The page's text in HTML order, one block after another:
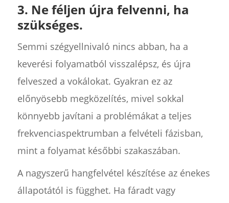
3. Ne féljen újra felvenni, ha
szükséges.
Semmi szégyellnivaló nincs abban, ha a
keverési folyamatból visszalépsz, és újra
felveszed a vokálokat. Gyakran ez az
előnyösebb megközelítés, mivel sokkal
könnyebb javítani a problémákat a teljes
frekvenciaspektrumban a felvételi fázisban,
mint a folyamat későbbi szakaszában.
A nagyszerű hangfelvétel készítése az énekes
állapotától is függhet. Ha fáradt vagy